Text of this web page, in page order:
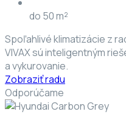
do 50 m²
Spoľahlivé klimatizácie z
VIVAX sú inteligentným
a vykurovanie.
Zobraziť radu
Odporúčame